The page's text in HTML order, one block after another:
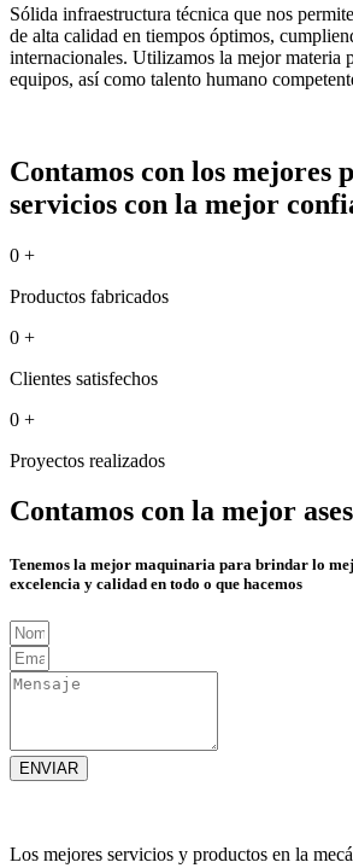
Sólida infraestructura técnica que nos
de alta calidad en tiempos óptimos,
internacionales. Utilizamos la mejor materia
equipos, así como talento humano
Contamos con los mejores
servicios con la mejor
0 +
Productos fabricados
0 +
Clientes satisfechos
0 +
Proyectos realizados
Contamos con la mejor
Tenemos la mejor maquinaria para brindar lo
excelencia y calidad en todo o que hacemos
ENVIAR
Los mejores servicios y productos en la